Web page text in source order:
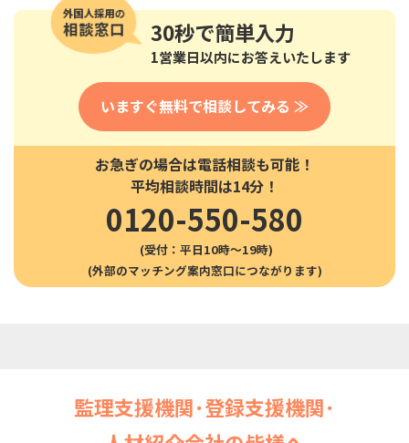
30秒で簡単入力
1営業日以内にお答えいたします
いますぐ無料で相談してみる ≫
お急ぎの場合は電話相談も可能！
平均相談時間は14分！
0120-550-580
(受付：平日10時〜19時)
監理支援機関･登録支援機関･